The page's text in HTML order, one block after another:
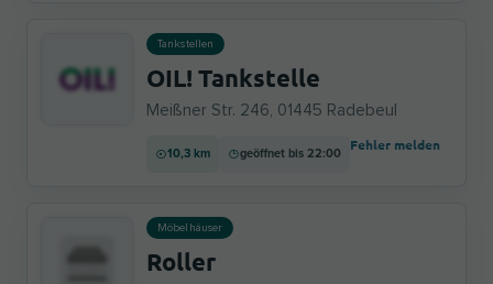
Tankstellen
OIL! Tankstelle
Meißner Str. 246, 01445 Radebeul
10,3 km geöffnet bis 22:00
Fehler melden
Möbelhäuser
Roller